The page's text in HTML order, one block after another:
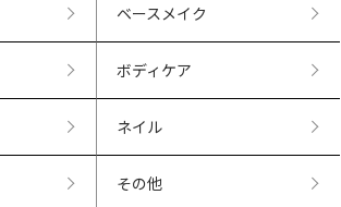
ベースメイク
ボディケア
ネイル
その他